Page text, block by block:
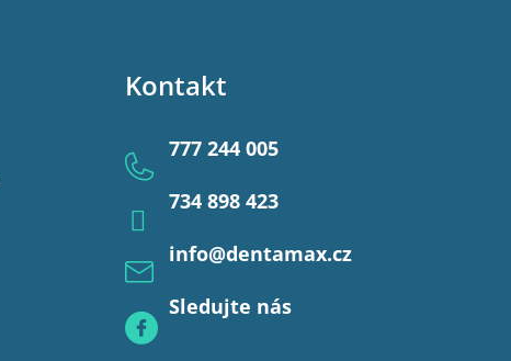
Kontakt
info@dentamax.cz
777 244 005
734 898 423
Sledujte nás